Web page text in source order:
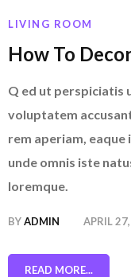
LIVING ROOM
How To
Q ed ut perspiciatis
voluptatem
rem aperiam, eaque
unde omnis iste
loremque.
BYADMIN APRIL
READ MORE...